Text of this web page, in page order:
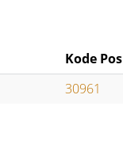
Kode Pos
30961